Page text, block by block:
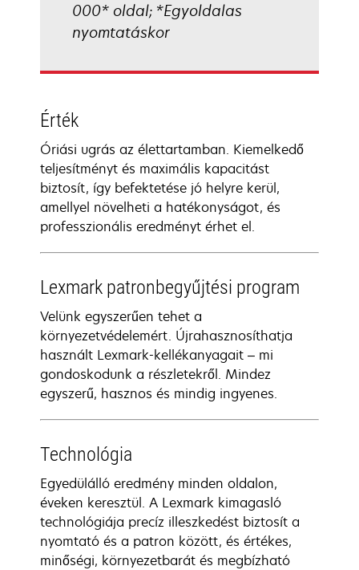
000* oldal; *Egyoldalas
nyomtatáskor
Érték
Óriási ugrás az élettartamban. Kiemelkedő
teljesítményt és maximális kapacitást
biztosít, így befektetése jó helyre kerül,
amellyel növelheti a hatékonyságot, és
professzionális eredményt érhet el.
Lexmark patronbegyűjtési program
Velünk egyszerűen tehet a
környezetvédelemért. Újrahasznosíthatja
használt Lexmark-kellékanyagait – mi
gondoskodunk a részletekről. Mindez
egyszerű, hasznos és mindig ingyenes.
Technológia
Egyedülálló eredmény minden oldalon,
éveken keresztül. A Lexmark kimagasló
technológiája precíz illeszkedést biztosít a
nyomtató és a patron között, és értékes,
minőségi, környezetbarát és megbízható